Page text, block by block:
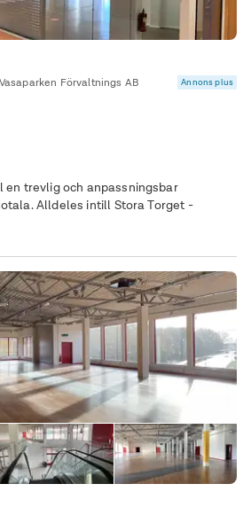
Förvaltnings AB Annons plus
en trevlig och anpassningsbar
Torget -